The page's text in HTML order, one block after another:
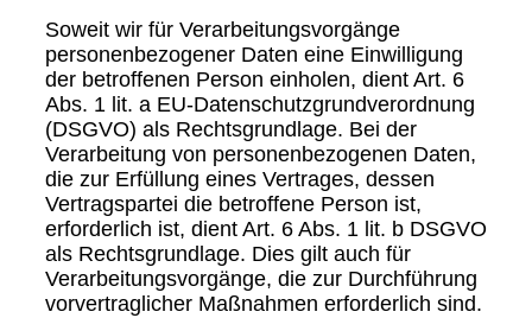
Soweit wir für Verarbeitungsvorgänge
personenbezogener Daten eine Einwilligung
der betroffenen Person einholen, dient Art. 6
Abs. 1 lit. a EU-Datenschutzgrundverordnung
(DSGVO) als Rechtsgrundlage. Bei der
Verarbeitung von personenbezogenen Daten,
die zur Erfüllung eines Vertrages, dessen
Vertragspartei die betroffene Person ist,
erforderlich ist, dient Art. 6 Abs. 1 lit. b DSGVO
als Rechtsgrundlage. Dies gilt auch für
Verarbeitungsvorgänge, die zur Durchführung
vorvertraglicher Maßnahmen erforderlich sind.